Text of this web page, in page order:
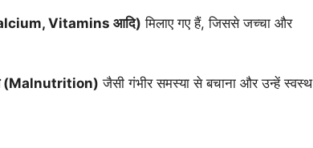
Vitamins आदि) मिलाए गए हैं, जिससे जच्चा और
(Malnutrition) जैसी गंभीर समस्या से बचाना और उन्हें स्वस्थ